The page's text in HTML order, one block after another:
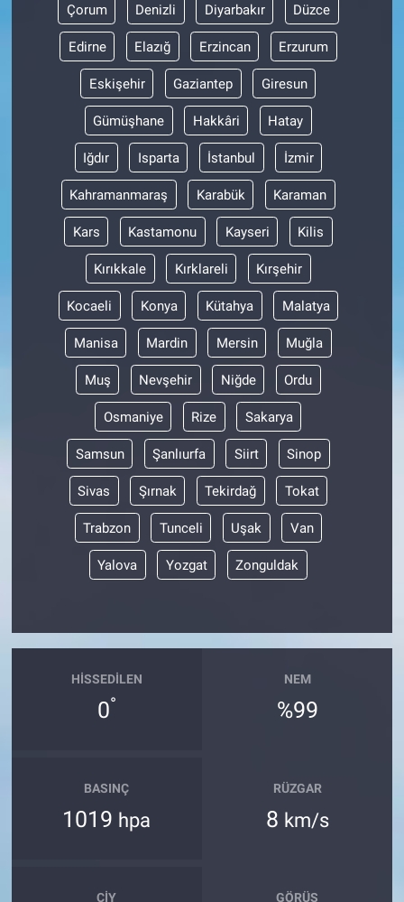
Çorum Denizli Diyarbakır Düzce
Edirne Elazığ Erzincan Erzurum
Eskişehir Gaziantep Giresun
Gümüşhane Hakkâri Hatay
Iğdır Isparta İstanbul İzmir
Kahramanmaraş Karabük Karaman
Kars Kastamonu Kayseri Kilis
Kırıkkale Kırklareli Kırşehir
Kocaeli Konya Kütahya Malatya
Manisa Mardin Mersin Muğla
Muş Nevşehir Niğde Ordu
Osmaniye Rize Sakarya
Samsun Şanlıurfa Siirt Sinop
Sivas Şırnak Tekirdağ Tokat
Trabzon Tunceli Uşak Van
Yalova Yozgat Zonguldak
HISSEDILEN
0°
NEM
%99
BASINÇ
1019 hpa
RÜZGAR
8 km/s
ÇIY GÖRÜŞ